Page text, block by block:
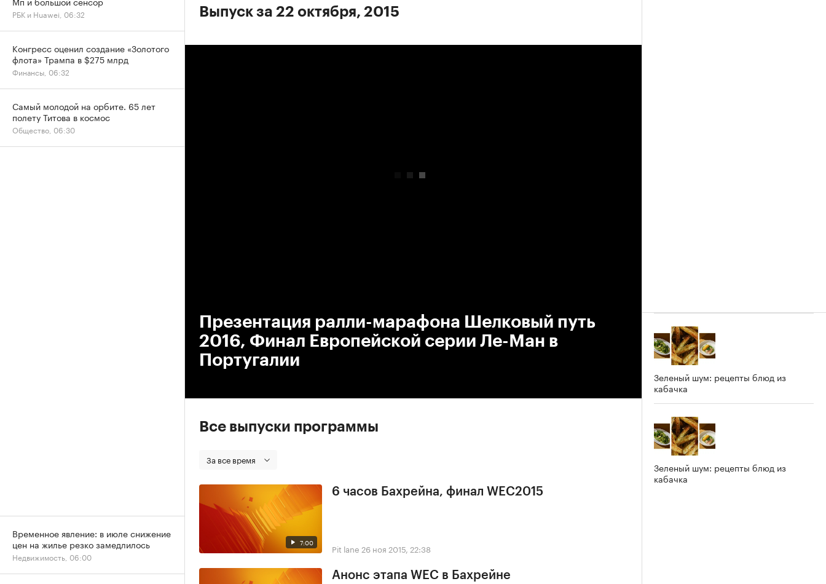
Выпуск за 22 октября, 2015
Презентация ралли-марафона Шелковый путь
2016, Финал Европейской серии Ле-Ман в
Португалии
Все выпуски программы
За все время
7:00
6 часов Бахрейна, финал WEC2015
Pit lane 26 ноя 2015, 22:38
Анонс этапа WEC в Бахрейне
Зеленый шум: рецепты блюд из
кабачка
Зеленый шум: рецепты блюд из
кабачка
РБК и Huawei, 06:32
Конгресс оценил создание «Золотого
флота» Трампа в $275 млрд
Финансы, 06:32
Самый молодой на орбите. 65 лет
полету Титова в космос
Общество, 06:30
Временное явление: в июле снижение
цен на жилье резко замедлилось
Недвижимость, 06:00